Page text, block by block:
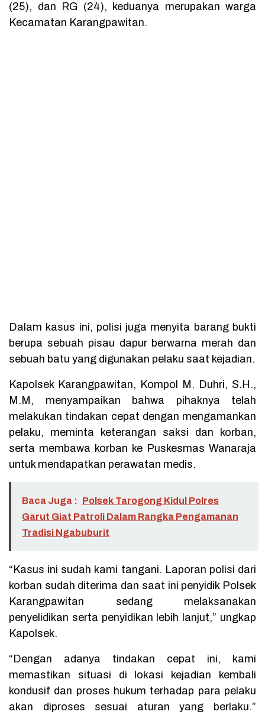
(25), dan RG (24), keduanya merupakan warga
Kecamatan Karangpawitan.
Dalam kasus ini, polisi juga menyita barang bukti
berupa sebuah pisau dapur berwarna merah dan
sebuah batu yang digunakan pelaku saat kejadian.
Kapolsek Karangpawitan, Kompol M. Duhri, S.H.,
M.M, menyampaikan bahwa pihaknya telah
melakukan tindakan cepat dengan mengamankan
pelaku, meminta keterangan saksi dan korban,
serta membawa korban ke Puskesmas Wanaraja
untuk mendapatkan perawatan medis.
Baca Juga : Polsek Tarogong Kidul Polres
Garut Giat Patroli Dalam Rangka Pengamanan
Tradisi Ngabuburit
“Kasus ini sudah kami tangani. Laporan polisi dari
korban sudah diterima dan saat ini penyidik Polsek
Karangpawitan sedang melaksanakan
penyelidikan serta penyidikan lebih lanjut,” ungkap
Kapolsek.
“Dengan adanya tindakan cepat ini, kami
memastikan situasi di lokasi kejadian kembali
kondusif dan proses hukum terhadap para pelaku
akan diproses sesuai aturan yang berlaku.”